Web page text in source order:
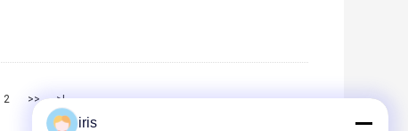
2 >> >|
iris